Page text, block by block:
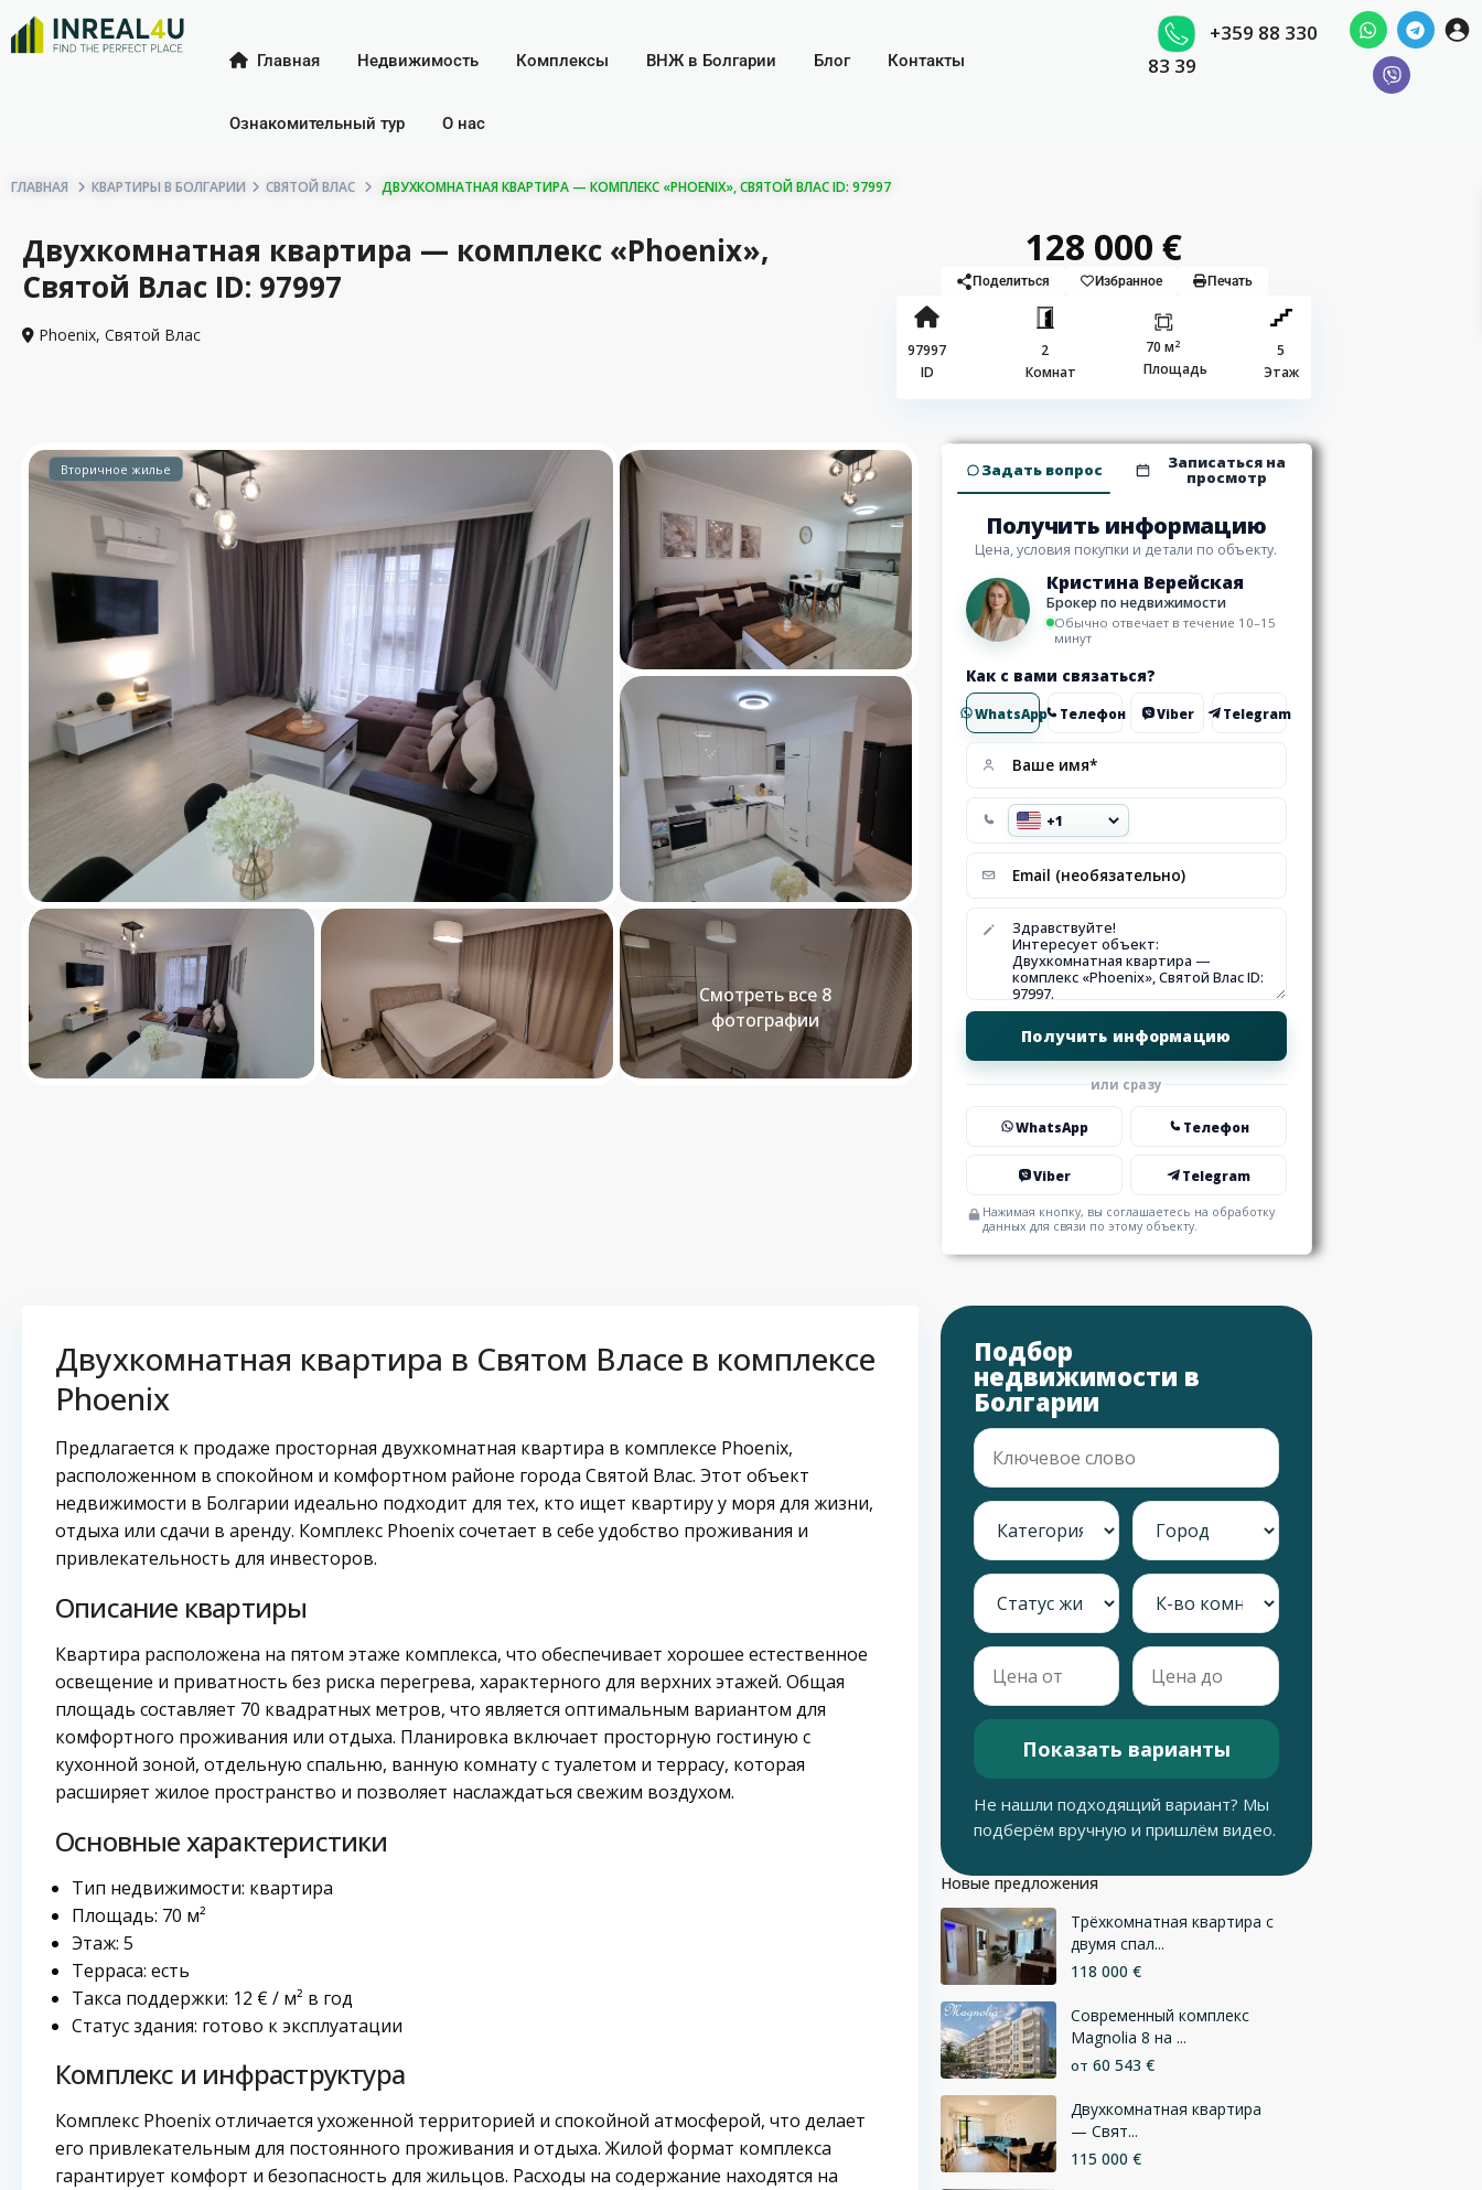
Главная Недвижимость Комплексы ВНЖ в Болгарии Блог Контакты
Ознакомительный тур О нас
+359 88 330
83 39
ГЛАВНАЯ КВАРТИРЫ В БОЛГАРИИ СВЯТОЙ ВЛАС ДВУХКОМНАТНАЯ КВАРТИРА — КОМПЛЕКС «PHOENIX», СВЯТОЙ ВЛАС ID: 97997
Двухкомнатная квартира — комплекс «Phoenix»,
Святой Влас ID: 97997
Phoenix, Святой Влас
128 000 €
Поделиться Избранное Печать
97997
ID
2
Комнат
70 м2
Площадь
5
Этаж
Смотреть все 8
фотографии
Вторичное жилье Задать вопрос Записаться на
просмотр
Получить информацию
Цена, условия покупки и детали по объекту.
Кристина Верейская
Брокер по недвижимости
Обычно отвечает в течение 10–15
минут
Как с вами связаться?
WhatsApp Телефон Viber Telegram
или сразу
WhatsApp Телефон
Viber Telegram
Нажимая кнопку, вы соглашаетесь на обработку
данных для связи по этому объекту.
Двухкомнатная квартира в Святом Власе в комплексе
Phoenix
Предлагается к продаже просторная двухкомнатная квартира в комплексе Phoenix,
расположенном в спокойном и комфортном районе города Святой Влас. Этот объект
недвижимости в Болгарии идеально подходит для тех, кто ищет квартиру у моря для жизни,
отдыха или сдачи в аренду. Комплекс Phoenix сочетает в себе удобство проживания и
привлекательность для инвесторов.
Описание квартиры
Квартира расположена на пятом этаже комплекса, что обеспечивает хорошее естественное
освещение и приватность без риска перегрева, характерного для верхних этажей. Общая
площадь составляет 70 квадратных метров, что является оптимальным вариантом для
комфортного проживания или отдыха. Планировка включает просторную гостиную с
кухонной зоной, отдельную спальню, ванную комнату с туалетом и террасу, которая
расширяет жилое пространство и позволяет наслаждаться свежим воздухом.
Основные характеристики
Тип недвижимости: квартира
Площадь: 70 м²
Этаж: 5
Терраса: есть
Такса поддержки: 12 € / м² в год
Статус здания: готово к эксплуатации
Комплекс и инфраструктура
Комплекс Phoenix отличается ухоженной территорией и спокойной атмосферой, что делает
его привлекательным для постоянного проживания и отдыха. Жилой формат комплекса
гарантирует комфорт и безопасность для жильцов. Расходы на содержание находятся на
Подбор
недвижимости в
Болгарии
Показать варианты
Не нашли подходящий вариант? Мы
подберём вручную и пришлём видео.
Новые предложения
Трёхкомнатная квартира с
двумя спал...
118 000 €
Современный комплекс
Magnolia 8 на ...
от 60 543 €
Двухкомнатная квартира
— Свят...
115 000 €